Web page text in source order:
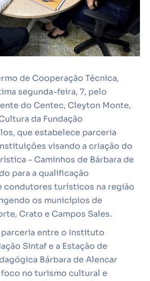
de Cooperação Técnica,
segunda-feira, 7, pelo
do Centec, Cleyton Monte,
da Fundação
que estabelece parceria
visando a criação do
– Caminhos de Bárbara de
para a qualificação
condutores turísticos na região
os municípios de
Crato e Campos Sales.
parceria entre o Instituto
Sintaf e a Estação de
Bárbara de Alencar
foco no turismo cultural e